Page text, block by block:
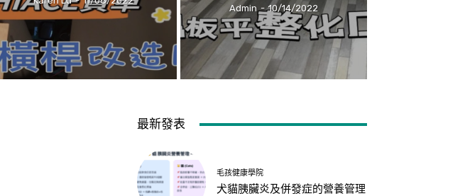
Admin - 10/14/2022
最新發表
毛孩健康學院
犬貓胰臟炎及併發症的營養管理